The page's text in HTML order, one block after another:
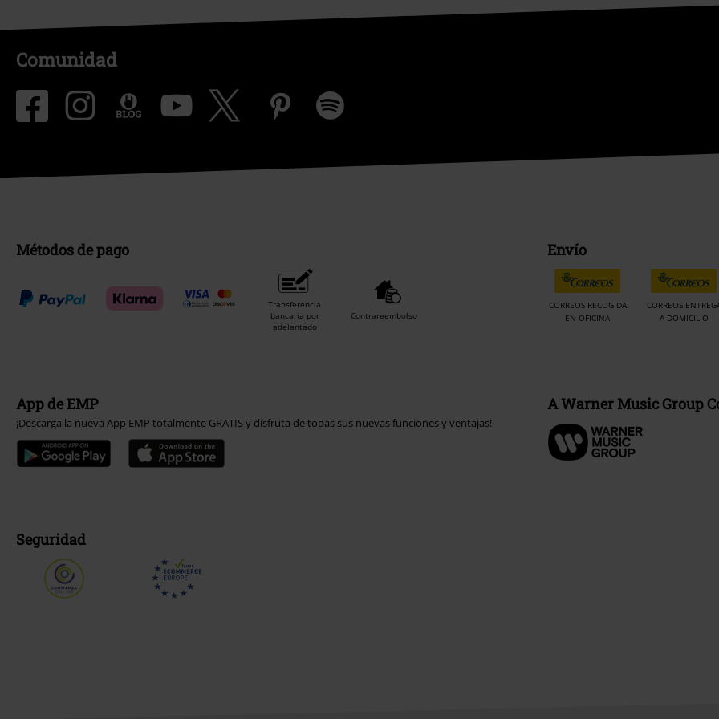
Comunidad
Métodos de pago
Transferencia
bancaria por
adelantado
Contrareembolso
Envío
CORREOS RECOGIDA
EN OFICINA
CORREOS
A DOMICILIO
App de EMP
¡Descarga la nueva App EMP totalmente GRATIS y disfruta de todas sus nuevas funciones y ventajas!
A Warner Music Group
Seguridad